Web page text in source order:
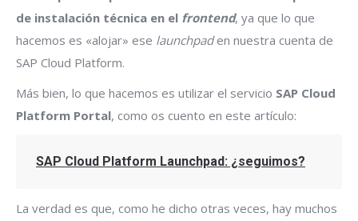
de instalación técnica en el frontend, ya que lo que
hacemos es «alojar» ese launchpaden nuestra cuenta de
SAP Cloud Platform.
Más bien, lo que hacemos es utilizar el servicio SAP Cloud
Platform Portal, como os cuento en este artículo:
SAP Cloud Platform Launchpad: ¿seguimos?
La verdad es que, como he dicho otras veces, hay muchos